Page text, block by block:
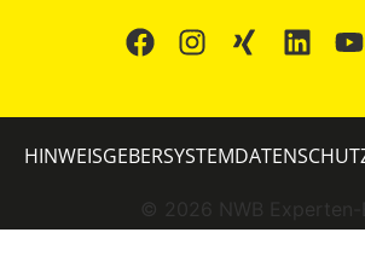
© 2026 NWB Experten-
HINWEISGEBERSYSTEM